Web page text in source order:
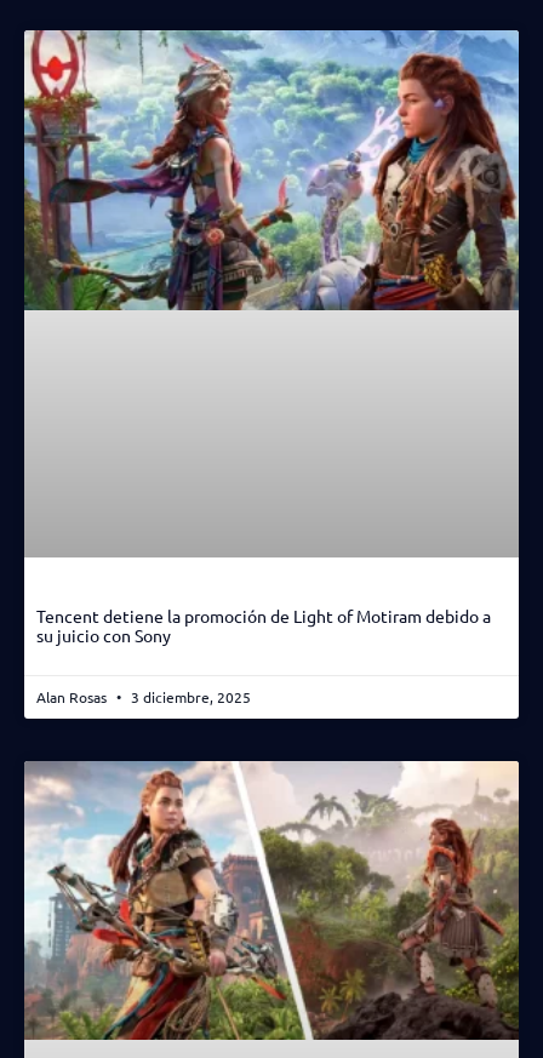
Tencent detiene la promoción de Light of Motiram debido a
su juicio con Sony
Alan Rosas 3 diciembre, 2025